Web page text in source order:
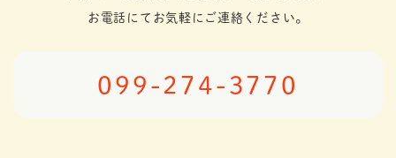
お電話にてお気軽にご連絡ください。
099-274-3770